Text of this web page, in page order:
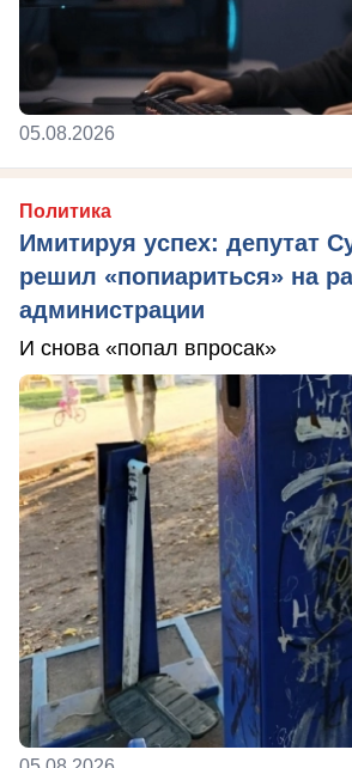
05.08.2026
Политика
Имитируя успех: депутат
решил «попиариться» на
администрации
И снова «попал впросак»